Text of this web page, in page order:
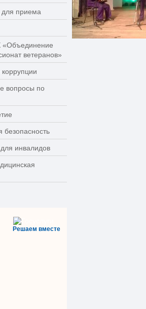
для приема
«Объединение
ветеранов»
вопросы по
инвалидов
Решаем вместе